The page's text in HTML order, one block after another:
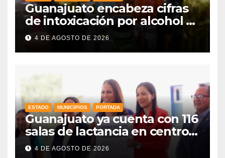
Guanajuato encabeza cifras
de intoxicación por alcohol a
nivel nacional
4 DE AGOSTO DE 2026
ESTADO MUNICIPIOS PORTADA
Guanajuato ya cuenta con 116
salas de lactancia en centros
de trabajo: Gobernadora
4 DE AGOSTO DE 2026